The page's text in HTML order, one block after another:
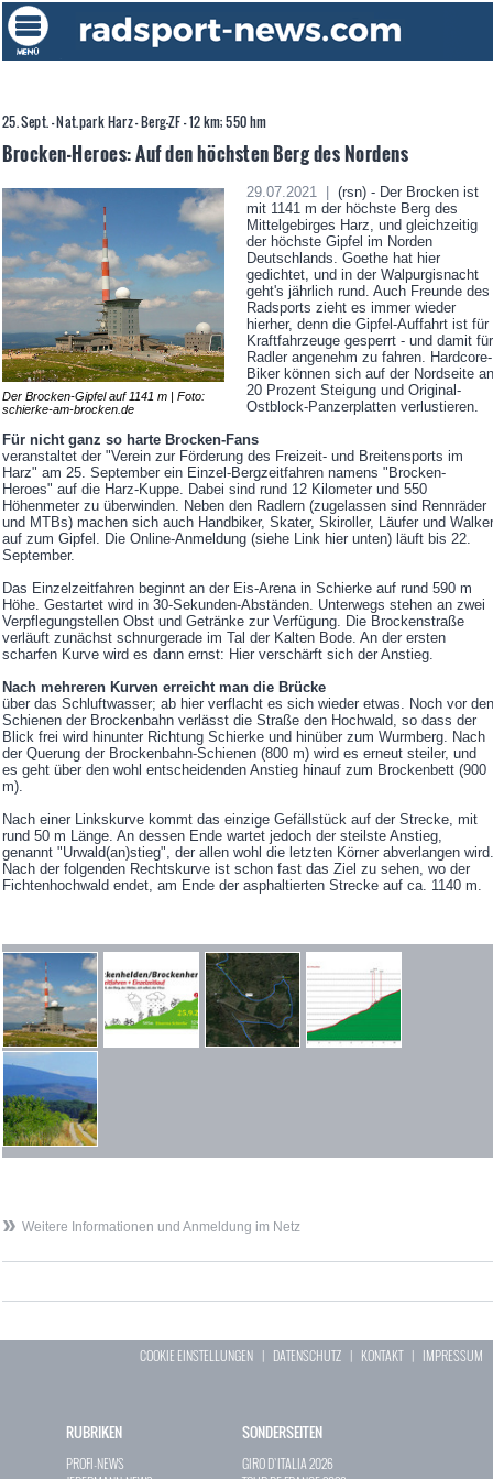
25. Sept. - Nat.park Harz - Berg-ZF - 12 km; 550 hm
Brocken-Heroes: Auf den höchsten Berg des Nordens
Der Brocken-Gipfel auf 1141 m | Foto:
schierke-am-brocken.de
29.07.2021 |
(rsn) - Der Brocken ist
mit 1141 m der höchste Berg des
Mittelgebirges Harz, und gleichzeitig
der höchste Gipfel im Norden
Deutschlands. Goethe hat hier
gedichtet, und in der Walpurgisnacht
geht's jährlich rund. Auch Freunde des
Radsports zieht es immer wieder
hierher, denn die Gipfel-Auffahrt ist für
Kraftfahrzeuge gesperrt - und damit für
Radler angenehm zu fahren. Hardcore-
Biker können sich auf der Nordseite an
20 Prozent Steigung und Original-
Ostblock-Panzerplatten verlustieren.
Für nicht ganz so harte Brocken-Fans
veranstaltet der "Verein zur Förderung des Freizeit- und Breitensports im
Harz" am 25. September ein Einzel-Bergzeitfahren namens "Brocken-
Heroes" auf die Harz-Kuppe. Dabei sind rund 12 Kilometer und 550
Höhenmeter zu überwinden. Neben den Radlern (zugelassen sind Rennräder
und MTBs) machen sich auch Handbiker, Skater, Skiroller, Läufer und Walker
auf zum Gipfel. Die Online-Anmeldung (siehe Link hier unten) läuft bis 22.
September.
Das Einzelzeitfahren beginnt an der Eis-Arena in Schierke auf rund 590 m
Höhe. Gestartet wird in 30-Sekunden-Abständen. Unterwegs stehen an zwei
Verpflegungstellen Obst und Getränke zur Verfügung. Die Brockenstraße
verläuft zunächst schnurgerade im Tal der Kalten Bode. An der ersten
scharfen Kurve wird es dann ernst: Hier verschärft sich der Anstieg.
Nach mehreren Kurven erreicht man die Brücke
über das Schluftwasser; ab hier verflacht es sich wieder etwas. Noch vor den
Schienen der Brockenbahn verlässt die Straße den Hochwald, so dass der
Blick frei wird hinunter Richtung Schierke und hinüber zum Wurmberg. Nach
der Querung der Brockenbahn-Schienen (800 m) wird es erneut steiler, und
es geht über den wohl entscheidenden Anstieg hinauf zum Brockenbett (900
m).
Nach einer Linkskurve kommt das einzige Gefällstück auf der Strecke, mit
rund 50 m Länge. An dessen Ende wartet jedoch der steilste Anstieg,
genannt "Urwald(an)stieg", der allen wohl die letzten Körner abverlangen wird.
Nach der folgenden Rechtskurve ist schon fast das Ziel zu sehen, wo der
Fichtenhochwald endet, am Ende der asphaltierten Strecke auf ca. 1140 m.
Weitere Informationen und Anmeldung im Netz
COOKIE EINSTELLUNGEN | DATENSCHUTZ | KONTAKT| IMPRESSUM
RUBRIKEN
PROFI-NEWS
SONDERSEITEN
GIRO D`ITALIA 2026